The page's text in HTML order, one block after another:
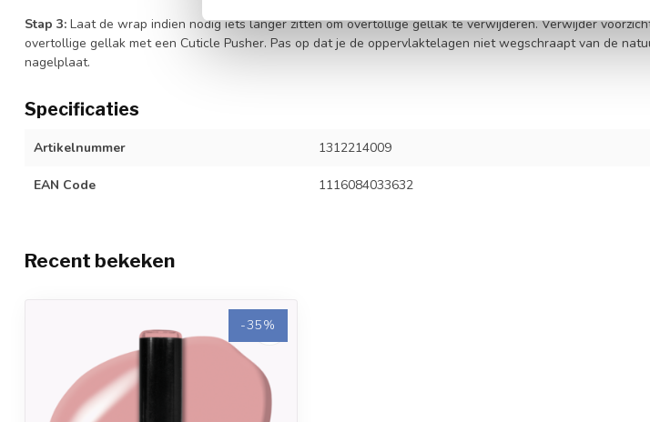
Stap 3: Laat de wrap indien nodig iets langer zitten om overtollige gellak te verwijderen. Verwijder
overtollige gellak met een Cuticle Pusher. Pas op dat je de oppervlaktelagen niet wegschraapt van de
nagelplaat.
Specificaties
Artikelnummer 1312214009
EAN Code 1116084033632
Recent bekeken
-35%
-35%